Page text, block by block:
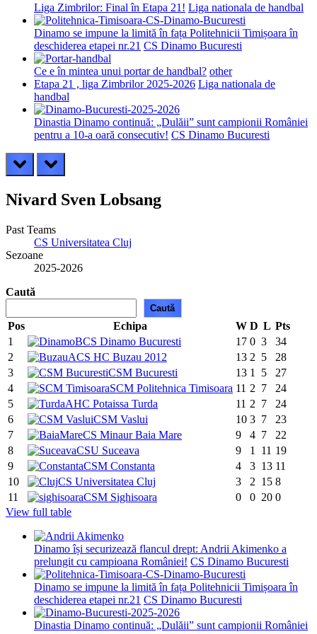
Liga Zimbrilor: Final în Etapa 21! Liga nationala de handbal
Dinamo se impune la limită în fața Politehnicii Timișoara în
deschiderea etapei nr.21 CS Dinamo Bucuresti
Ce e în mintea unui portar de handbal? other
Etapa 21 , liga Zimbrilor 2025-2026 Liga nationala de
handbal
Dinastia Dinamo continuă: „Dulăii” sunt campionii României
pentru a 10-a oară consecutiv! CS Dinamo Bucuresti
prev next
Nivard Sven Lobsang
Past Teams
CS Universitatea Cluj
Sezoane
2025-2026
Caută
Caută
Pos Echipa W D L Pts
1
CS Dinamo Bucuresti 17 0 3
34
2
ACS HC Buzau 2012 13 2 5
28
3
CSM Bucuresti 13 1 5
27
4
SCM Politehnica Timisoara 11 2 7
24
5
AHC Potaissa Turda 11 2 7
24
6
CSM Vaslui 10 3 7
23
7
CS Minaur Baia Mare 9 4 7
22
8
CSU Suceava 9 1 11 19
9
CSM Constanta 4 3 13 11
10
CS Universitatea Cluj 3 2 15 8
11
CSM Sighisoara 0 0 20 0
View full table
Dinamo își securizează flancul drept: Andrii Akimenko a
prelungit cu campioana României! CS Dinamo Bucuresti
Dinamo se impune la limită în fața Politehnicii Timișoara în
deschiderea etapei nr.21 CS Dinamo Bucuresti
Dinastia Dinamo continuă: „Dulăii” sunt campionii României